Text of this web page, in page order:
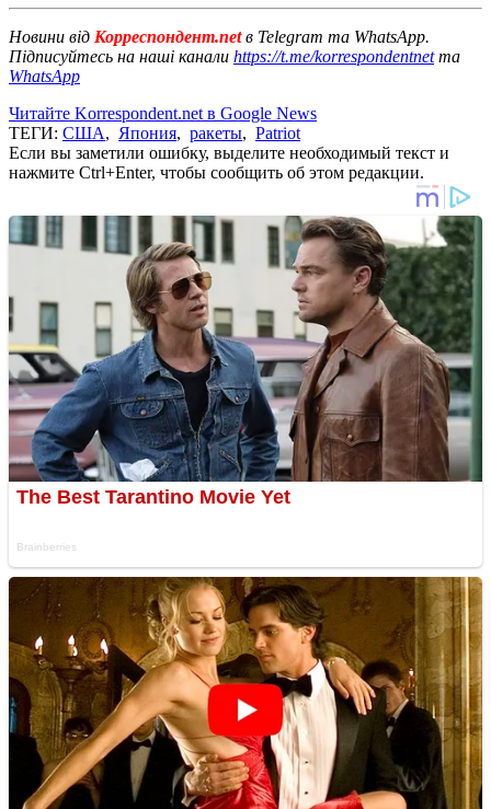
Новини від Корреспондент.netв Telegram та WhatsApp.
Підписуйтесь на наші канали https://t.me/korrespondentnetта
WhatsApp
Читайте Korrespondent.net в Google News
ТЕГИ: США, Япония, ракеты, Patriot
Если вы заметили ошибку, выделите необходимый текст и
нажмите Ctrl+Enter, чтобы сообщить об этом редакции.